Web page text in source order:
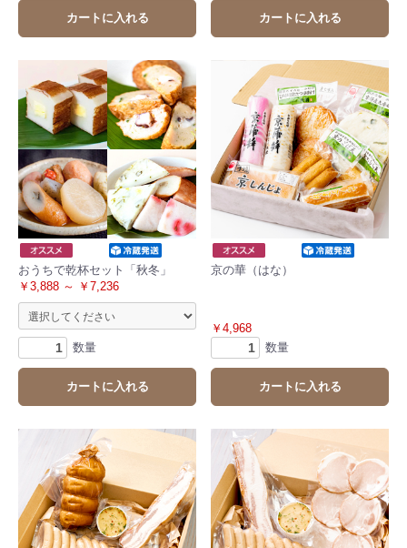
カートに入れる カートに入れる
おうちで乾杯セット「秋冬」
￥3,888 ～ ￥7,236
数量
カートに入れる
京の華（はな）
￥4,968
数量
カートに入れる